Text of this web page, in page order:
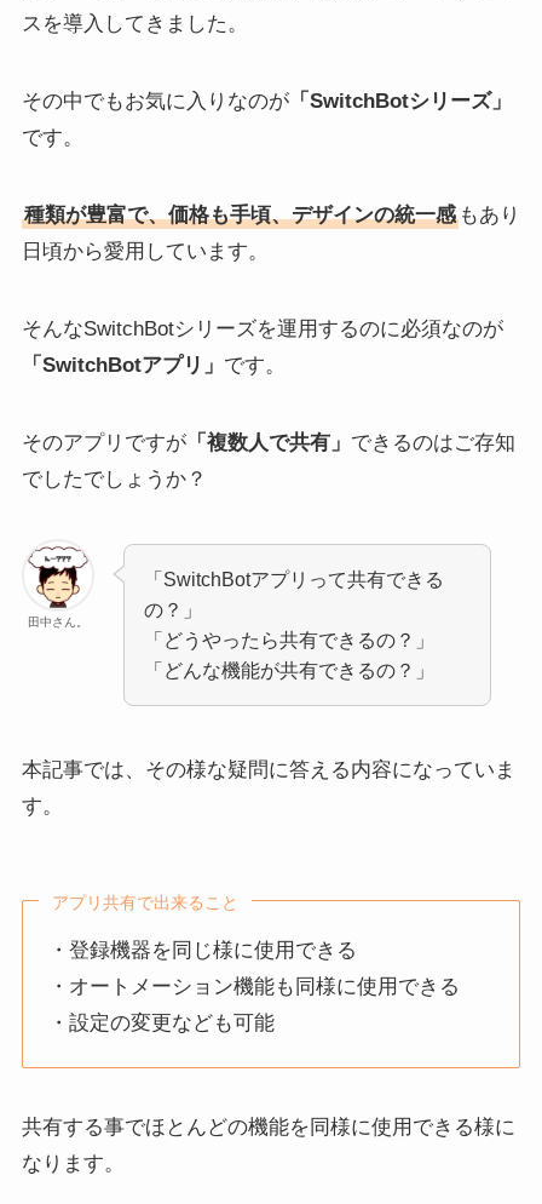
スを導入してきました。
その中でもお気に入りなのが「SwitchBotシリーズ」
です。
種類が豊富で、価格も手頃、デザインの統一感もあり
日頃から愛用しています。
そんなSwitchBotシリーズを運用するのに必須なのが
「SwitchBotアプリ」 です。
そのアプリですが「複数人で共有」 できるのはご存知
でしたでしょうか？
田中さん。
「SwitchBotアプリって共有できる
の？」
「どうやったら共有できるの？」
「どんな機能が共有できるの？」
本記事では、その様な疑問に答える内容になっていま
す。
アプリ共有で出来ること
・登録機器を同じ様に使用できる
・オートメーション機能も同様に使用できる
・設定の変更なども可能
共有する事でほとんどの機能を同様に使用できる様に
なります。